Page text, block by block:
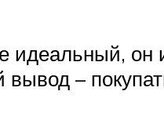
идеальный, он
–